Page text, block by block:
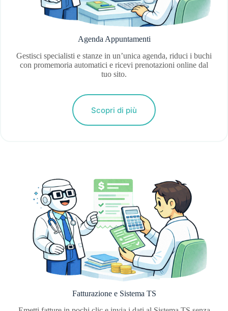
Agenda Appuntamenti
Gestisci specialisti e stanze in un’unica agenda, riduci i buchi
con promemoria automatici e ricevi prenotazioni online dal
tuo sito.
Scopri di più
Fatturazione e Sistema TS